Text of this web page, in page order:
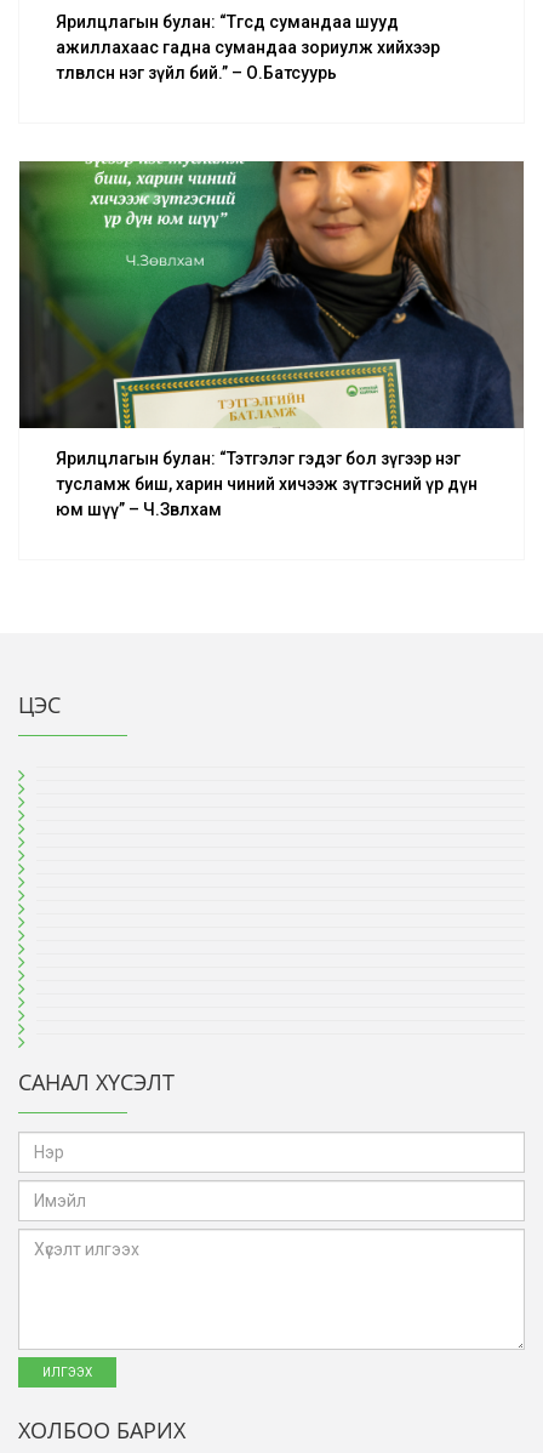
Ярилцлагын булан: “Төгсөөд сумандаа шууд
ажиллахаас гадна сумандаа зориулж хийхээр
төлөвлөсөн нэг зүйл бий.” – О.Батсуурь
Ярилцлагын булан: “Тэтгэлэг гэдэг бол зүгээр нэг
тусламж биш, харин чиний хичээж зүтгэсний үр дүн
юм шүү” – Ч.Зөвлхам
ЦЭС
САНАЛ ХҮСЭЛТ
ХОЛБОО БАРИХ